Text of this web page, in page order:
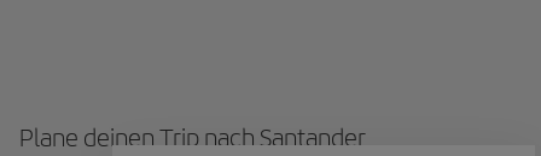
Plane deinen Trip nach Santander